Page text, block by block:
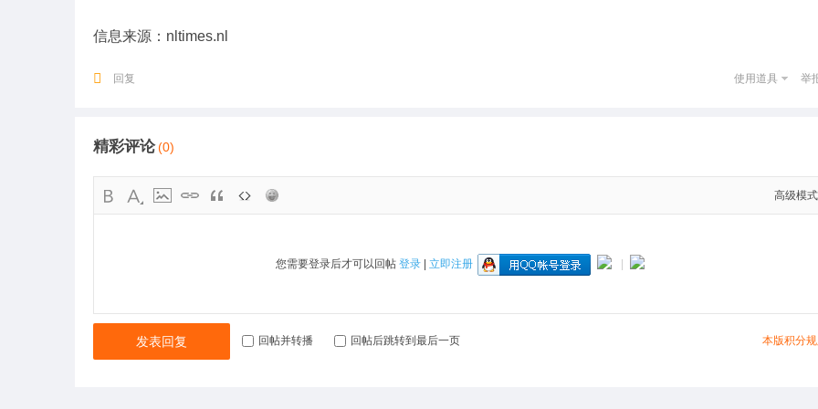
信息来源：nltimes.nl
回复 使用道具 举
精彩评论(0)
高级模式
您需要登录后才可以回帖 登录| 立即注册
本版积分
发表回复 回帖并转播 回帖后跳转到最后一页